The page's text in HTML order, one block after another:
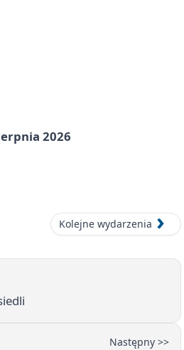
2026
Kolejne wydarzenia
Następny >>